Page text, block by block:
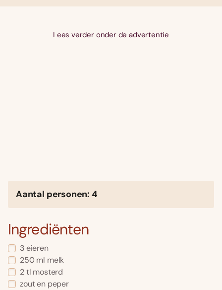
Lees verder onder de advertentie
Aantal personen: 4
Ingrediënten
3 eieren
250 ml melk
2 tl mosterd
zout en peper